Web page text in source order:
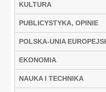
KULTURA
PUBLICYSTYKA, OPINIE
POLSKA-UNIA
EKONOMIA
NAUKA I TECHNIKA